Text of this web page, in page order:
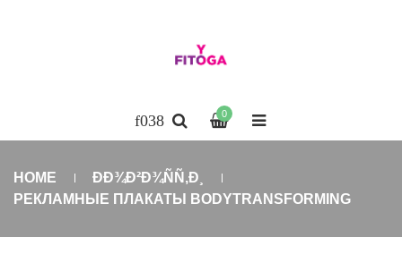
0
HOME
ÐÐ¾Ð²Ð¾ÑÑ‚Ð¸
РЕКЛАМНЫЕ ПЛАКАТЫ BODYTRANSFORMING